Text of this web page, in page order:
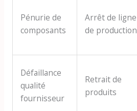
Pénurie de
composants
Arrêt de ligne
de production
Défaillance
qualité
fournisseur
Retrait de
produits